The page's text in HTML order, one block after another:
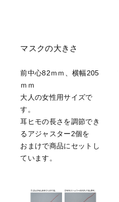
マスクの大きさ
前中心82ｍｍ、横幅205
ｍｍ
大人の女性用サイズで
す。
耳ヒモの長さを調節でき
るアジャスター2個を
おまけで商品にセットし
ています。